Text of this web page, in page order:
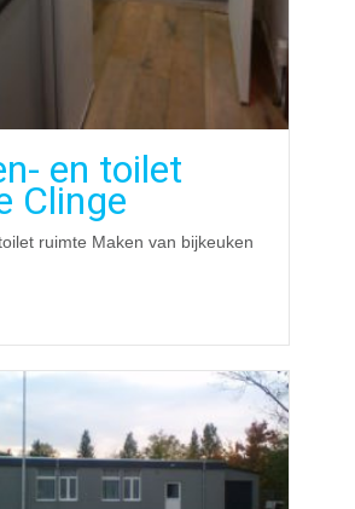
en toilet
Clinge
ruimte Maken van bijkeuken
Keuken- en toilet ruimte Clinge